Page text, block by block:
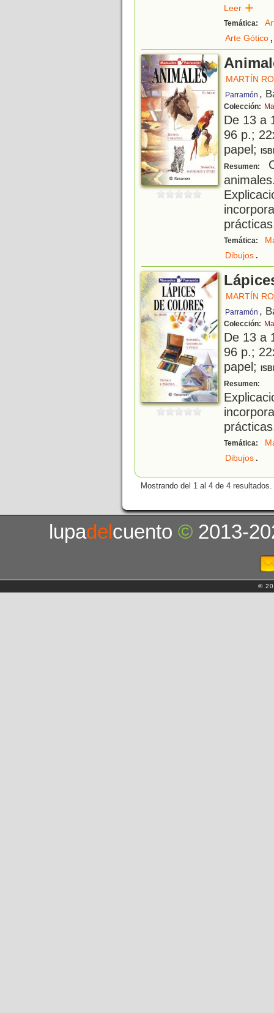
Leer
Temática:
Arte Gótico,
MARTÍN
Parramón ,
Colección:
De 13 a
96 p.;
papel;
Resumen:
Temática:
Dibujos.
MARTÍN
Parramón ,
Colección:
De 13 a
96 p.;
papel;
Resumen:
Temática:
Dibujos.
Mostrando del 1 al 4 de 4 resultados.
lupadelcuento© 2013-
©